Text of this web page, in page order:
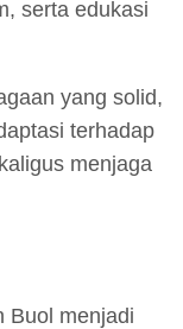
serta edukasi
yang solid,
terhadap
menjaga
Buol menjadi